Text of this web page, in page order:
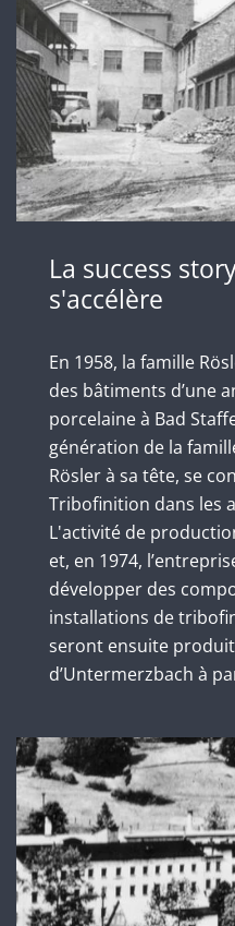
La success
s'accélère
En 1958, la famille
des bâtiments d’une
porcelaine à Bad
génération de la
Rösler à sa tête, se
Tribofinition dans les
L'activité de
et, en 1974,
développer des
installations de
seront ensuite
d’Untermerzbach à